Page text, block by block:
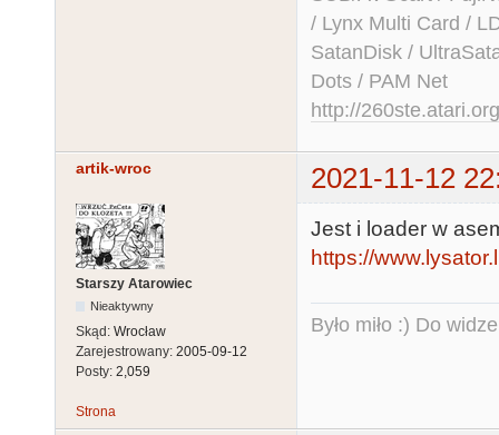
/ Lynx Multi Card /
SatanDisk /
Dots / PAM Net
http://260ste.atari.org
artik-wroc 2021-11-12
Starszy Atarowiec
Nieaktywny
Skąd: Wrocław
Zarejestrowany: 2005-09-12
Posty: 2,059
Jest i loader w
https://
Było miło :) Do
Strona